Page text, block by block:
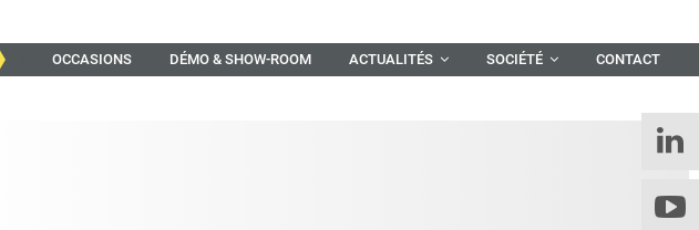
OCCASIONS DÉMO & SHOW-ROOM ACTUALITÉS SOCIÉTÉ CONTACT